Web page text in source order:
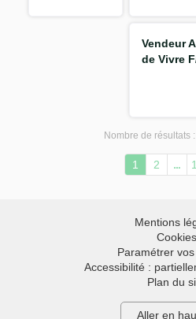
Vendeur
de Vivre
Nombre de résultats :
1 2
Mentions
Cookies
Paramétrer
Accessibilité :
Plan du
Aller en